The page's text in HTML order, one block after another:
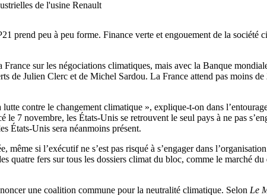
de l'usine Renault
prend peu à peu forme. Finance verte et engouement de la société
sur les négociations climatiques, mais avec la Banque
de Julien Clerc et de Michel Sardou. La France attend pas moins
contre le changement climatique », explique-t-on dans
7 novembre, les États-Unis se retrouvent le seul pays à ne pas
États-Unis sera néanmoins présent.
si l’exécutif ne s’est pas risqué à s’engager dans
quatre fers sur tous les dossiers climat du bloc, comme le marché
une coalition commune pour la neutralité climatique. Selon Le